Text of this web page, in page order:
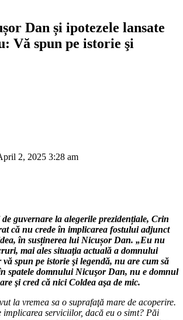
Dan și ipotezele lansate
Vă spun pe istorie şi
2, 2025 3:28 am
guvernare la alegerile prezidențiale, Crin
că nu crede în implicarea fostului adjunct
în susținerea lui Nicușor Dan. „Eu nu
mai ales situaţia actuală a domnului
spun pe istorie şi legendă, nu are cum să
spatele domnului Nicuşor Dan, nu e domnul
şi cred că nici Coldea aşa de mic.
la vremea sa o suprafaţă mare de acoperire.
implicarea serviciilor, dacă eu o simt? Păi